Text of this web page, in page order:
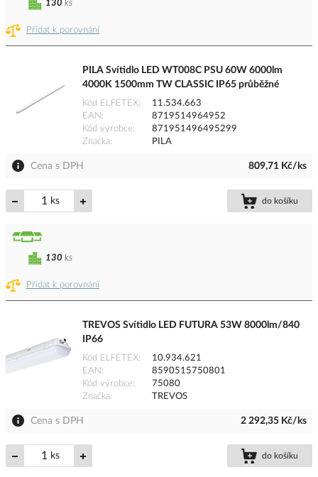
Přidat k porovnání
130 ks
PILA Svítidlo LED WT008C PSU 60W 6000lm
4000K 1500mm TW CLASSIC IP65 průběžné
Kód ELFETEX
11.534.663
EAN
8719514964952
Kód výrobce
871951496495299
Značka
PILA
Cena s DPH 809,71 Kč/ks
ks do košíku
Přidat k porovnání
130 ks
TREVOS Svítidlo LED FUTURA 53W 8000lm/840
IP66
Kód ELFETEX
10.934.621
EAN
8590515750801
Kód výrobce
75080
Značka
TREVOS
Cena s DPH 2 292,35 Kč/ks
ks do košíku